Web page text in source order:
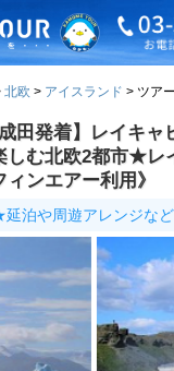
北欧 アイスランド ツア
田発着】レイキ
しむ北欧2都市★レ
ンエアー利用》
泊や周遊アレンジなど